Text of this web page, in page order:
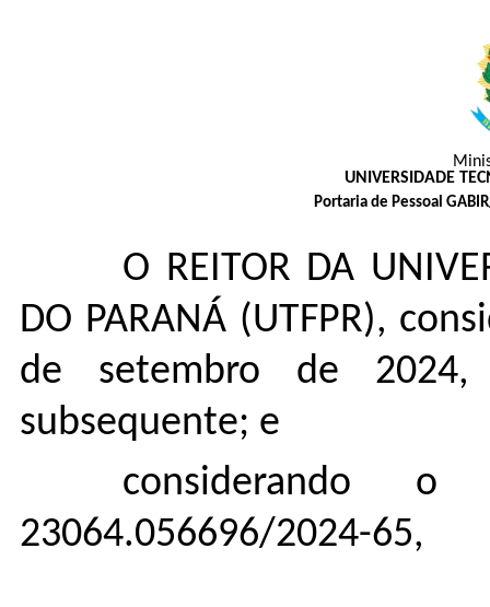
UNIVERSIDADE
Portaria de Pessoal
O REITOR DA
DO PARANÁ (UTFPR),
de setembro de
subsequente; e
considerando
23064.056696/2024-65,